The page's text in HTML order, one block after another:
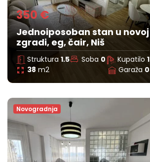
350 €
Jednoiposoban stan u novoj
zgradi, eg, čair, Niš
Struktura1.5 Soba 0 Kupatilo 1
38 m2 Garaža 0
Novogradnja